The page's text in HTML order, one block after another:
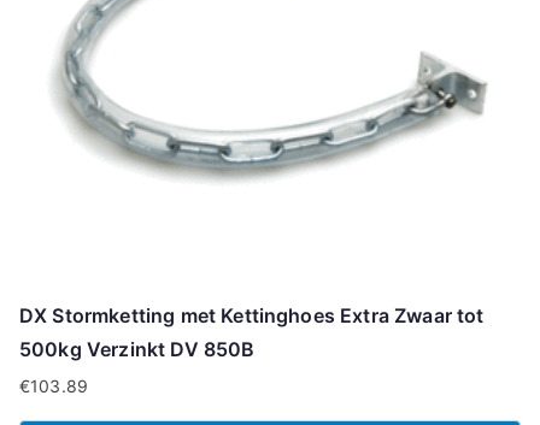
DX Stormketting met Kettinghoes Extra Zwaar tot
500kg Verzinkt DV 850B
€103.89